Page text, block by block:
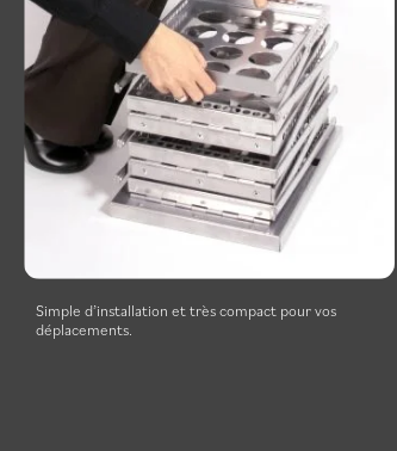
Simple d’installation et très compact pour vos
déplacements.